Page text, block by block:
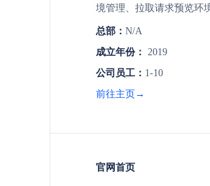
境管理、拉取请求预览环
总部： N/A
成立年份： 2019
公司员工： 1-10
前往主页→
官网首页